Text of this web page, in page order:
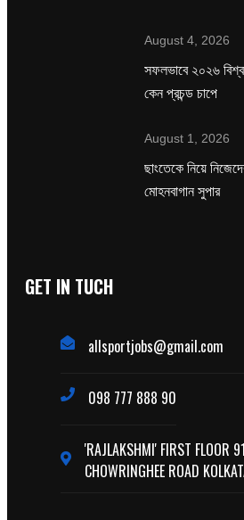
August 4, 2026
সফলভাবে ২০২৬
কেন প্রচন্ড চাপে
August 1, 2026
ছাংতেকে নিয়ে
মোহনবাগান সুপার
GET IN TUCH
allsportjobs@gmail.com
098 777 888 90
'RAJLAKSHMI' FIRST FLOOR
CHOWRINGHEE ROAD